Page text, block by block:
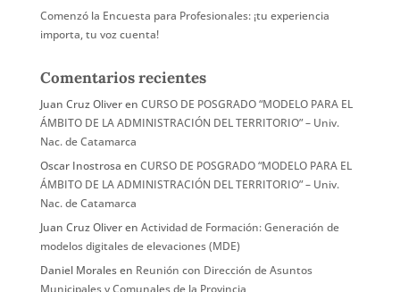
Comenzó la Encuesta para Profesionales: ¡tu experiencia
importa, tu voz cuenta!
Comentarios recientes
Juan Cruz Oliveren CURSO DE POSGRADO “MODELO PARA EL
ÁMBITO DE LA ADMINISTRACIÓN DEL TERRITORIO” – Univ.
Nac. de Catamarca
Oscar Inostrosa en CURSO DE POSGRADO “MODELO PARA EL
ÁMBITO DE LA ADMINISTRACIÓN DEL TERRITORIO” – Univ.
Nac. de Catamarca
Juan Cruz Oliveren Actividad de Formación: Generación de
modelos digitales de elevaciones (MDE)
Daniel Moralesen Reunión con Dirección de Asuntos
Municipales y Comunales de la Provincia